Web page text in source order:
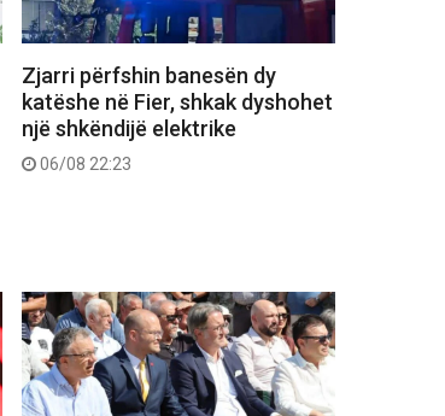
Zjarri përfshin banesën dy
katëshe në Fier, shkak dyshohet
një shkëndijë elektrike
06/08 22:23